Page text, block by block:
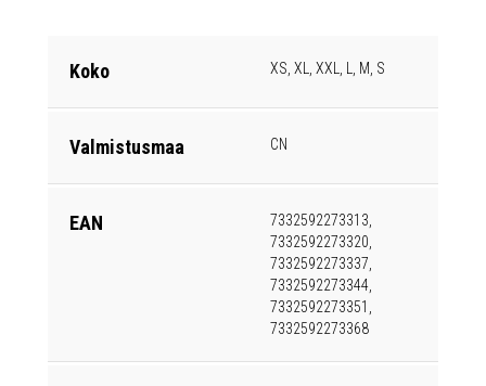
Koko XS, XL, XXL, L, M, S
Valmistusmaa CN
EAN
7332592273313,
7332592273320,
7332592273337,
7332592273344,
7332592273351,
7332592273368